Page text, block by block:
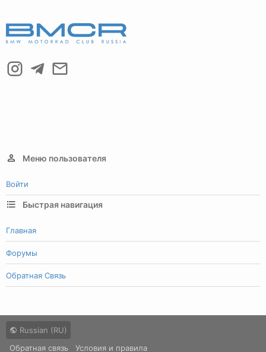
Меню пользователя
Войти
Быстрая навигация
Главная
Форумы
Обратная Связь
Russian (RU)
Обратная связь
Условия и правила